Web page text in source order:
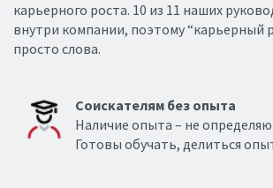
карьерного роста. 10 из 11 наших
внутри компании, поэтому “карьерный
просто слова.
Соискателям без опыта
Наличие опыта – не
Готовы обучать, делиться